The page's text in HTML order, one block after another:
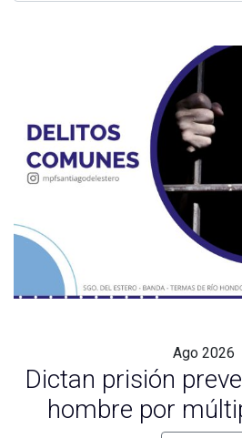
Ago 2026
Dictan prisión
hombre por